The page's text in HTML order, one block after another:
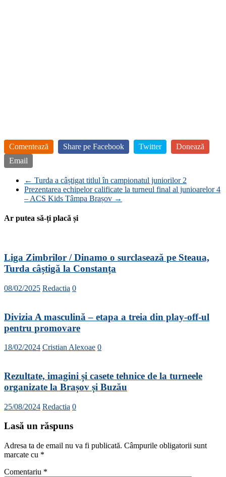
Comentează Share pe Facebook Twitter
Donează
Email
← Turda a câștigat titlul în campionatul juniorilor 2
Prezentarea echipelor calificate la turneul final al junioarelor 4
– ACS Kids Tâmpa Brașov →
Ar putea să-ți placă și
Liga Zimbrilor / Dinamo o surclasează pe Steaua,
Turda câștigă la Constanța
08/02/2025 Redactia 0
Divizia A masculină – etapa a treia din play-off-ul
pentru promovare
18/02/2024 Cristian Alexoae 0
Rezultate, imagini și casete tehnice de la turneele
organizate la Brașov și Buzău
25/08/2024 Redactia 0
Lasă un răspuns
Adresa ta de email nu va fi publicată. Câmpurile obligatorii sunt
marcate cu *
Comentariu *